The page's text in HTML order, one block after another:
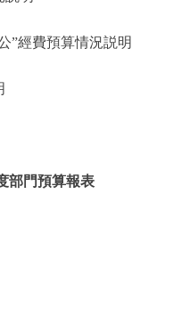
上接訴即辦
經費預算情況説明
部門預算報表